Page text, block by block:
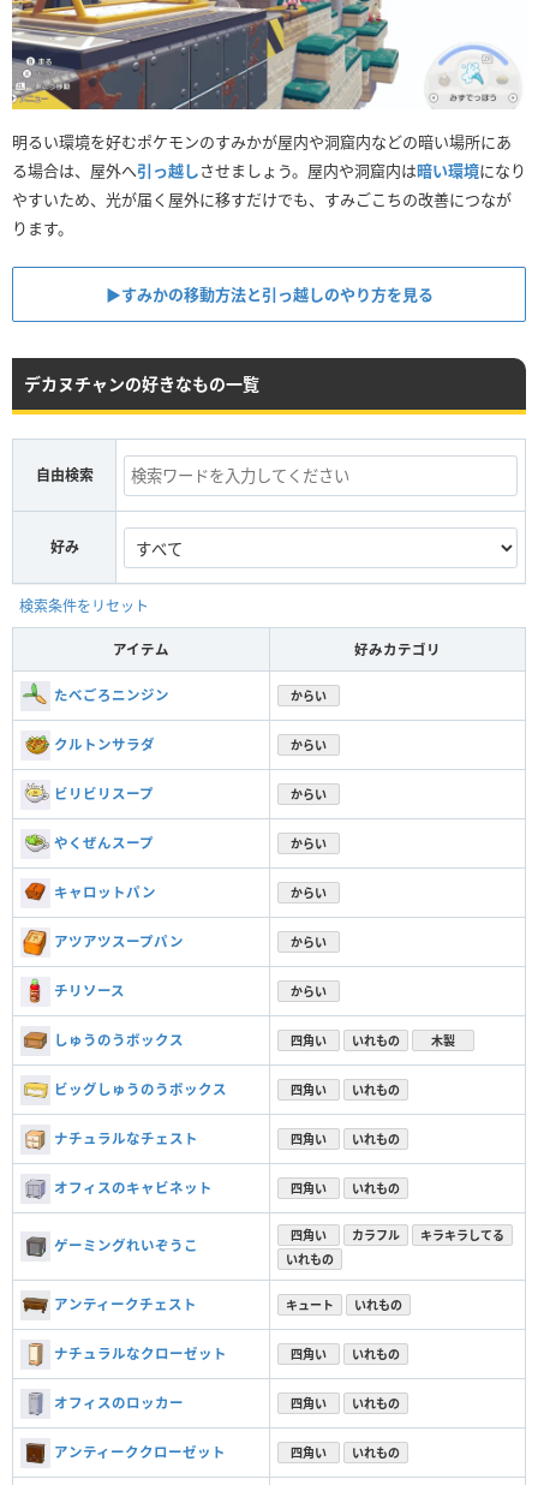
明るい環境を好むポケモンのすみかが屋内や洞窟内などの暗い場所にあ
る場合は、屋外へ引っ越しさせましょう。屋内や洞窟内は暗い環境になり
やすいため、光が届く屋外に移すだけでも、すみごこちの改善につなが
ります。
▶︎すみかの移動方法と引っ越しのやり方を見る
デカヌチャンの好きなもの一覧
自由検索
好み
検索条件をリセット
アイテム 好みカテゴリ
たべごろニンジン からい
クルトンサラダ からい
ビリビリスープ からい
やくぜんスープ からい
キャロットパン からい
アツアツスープパン からい
チリソース からい
しゅうのうボックス 四角い いれもの 木製
ビッグしゅうのうボックス 四角い いれもの
ナチュラルなチェスト 四角い いれもの
オフィスのキャビネット 四角い いれもの
ゲーミングれいぞうこ
四角い カラフル
キラキラしてる
いれもの
アンティークチェスト キュート いれもの
ナチュラルなクローゼット 四角い いれもの
オフィスのロッカー 四角い いれもの
アンティーククローゼット 四角い いれもの